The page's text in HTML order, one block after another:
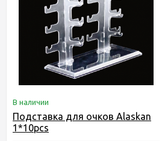
В наличии
Подставка для очков Alaskan
1*10pcs